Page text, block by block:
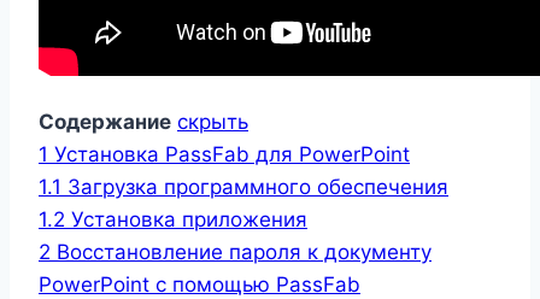
Содержание скрыть
1 Установка PassFab для PowerPoint
1.1 Загрузка программного обеспечения
1.2 Установка приложения
2 Восстановление пароля к документу
PowerPoint с помощью PassFab